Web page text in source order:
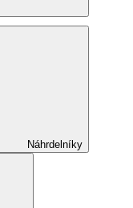
Náhrdelníky